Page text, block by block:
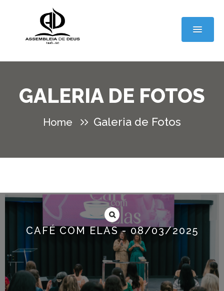
GALERIA DE FOTOS
Home Galeria de Fotos
CAFÉ COM ELAS - 08/03/2025